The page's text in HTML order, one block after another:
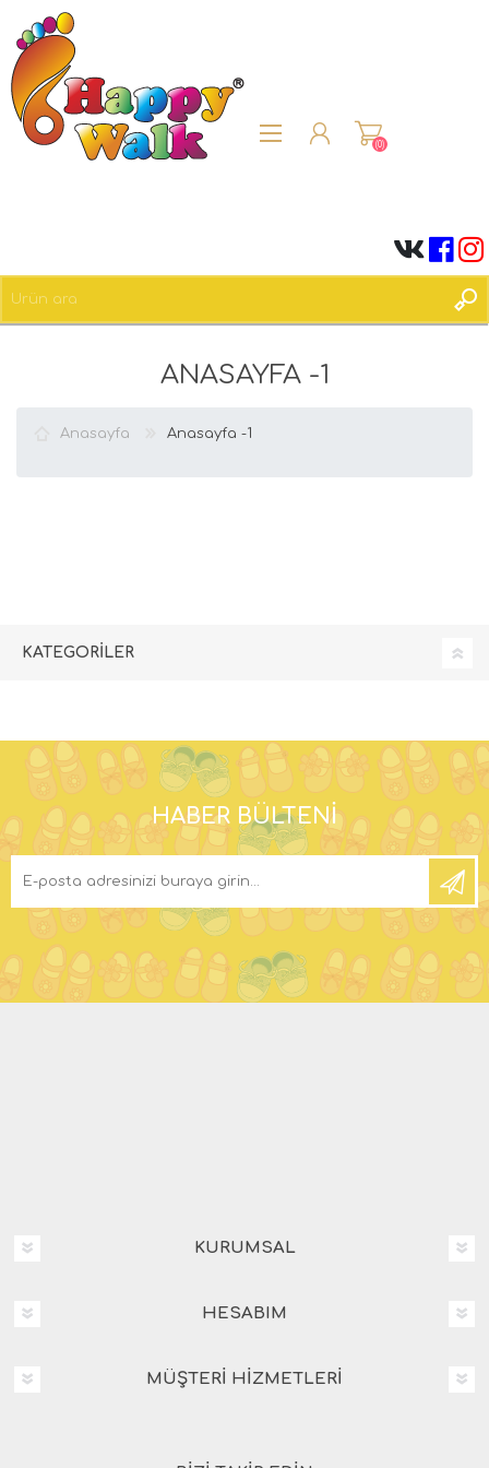
(0)
ANASAYFA -1
Anasayfa Anasayfa -1
KATEGORILER
HABER BÜLTENI
KURUMSAL
HESABIM
MÜŞTERI HIZMETLERI